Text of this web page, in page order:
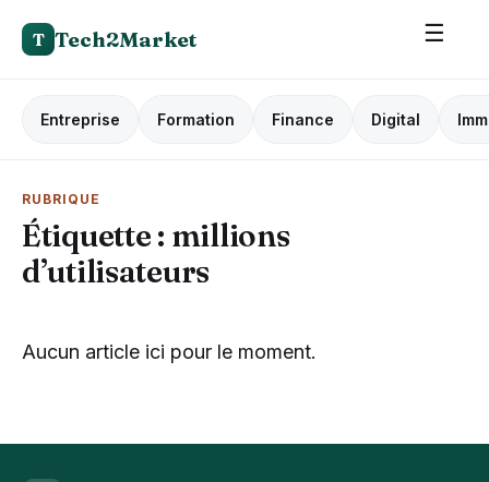
T Tech2Market ☰
Entreprise Formation Finance Digital
RUBRIQUE
Étiquette : millions
d’utilisateurs
Aucun article ici pour le moment.